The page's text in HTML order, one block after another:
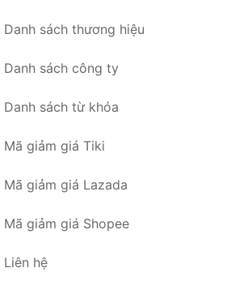
Danh sách thương hiệu
Danh sách công ty
Danh sách từ khóa
Mã giảm giá Tiki
Mã giảm giá Lazada
Mã giảm giá Shopee
Liên hệ